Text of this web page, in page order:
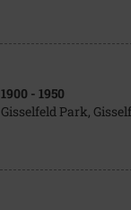
1900 - 1950
Gisselfeld Park,